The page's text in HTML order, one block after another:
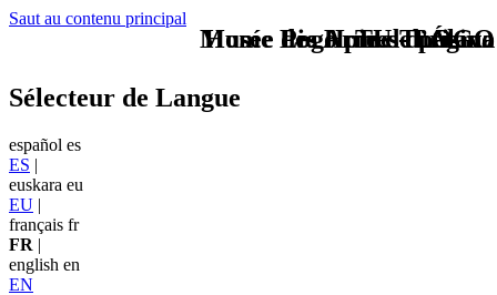
Saut au contenu principal
TU - LOGO
Sélecteur de Langue
español es
ES |
euskara eu
EU |
français fr
FR |
english en
EN
Musée des Armes d’Álava
Home Logo pie de página
Pie Home Turismo